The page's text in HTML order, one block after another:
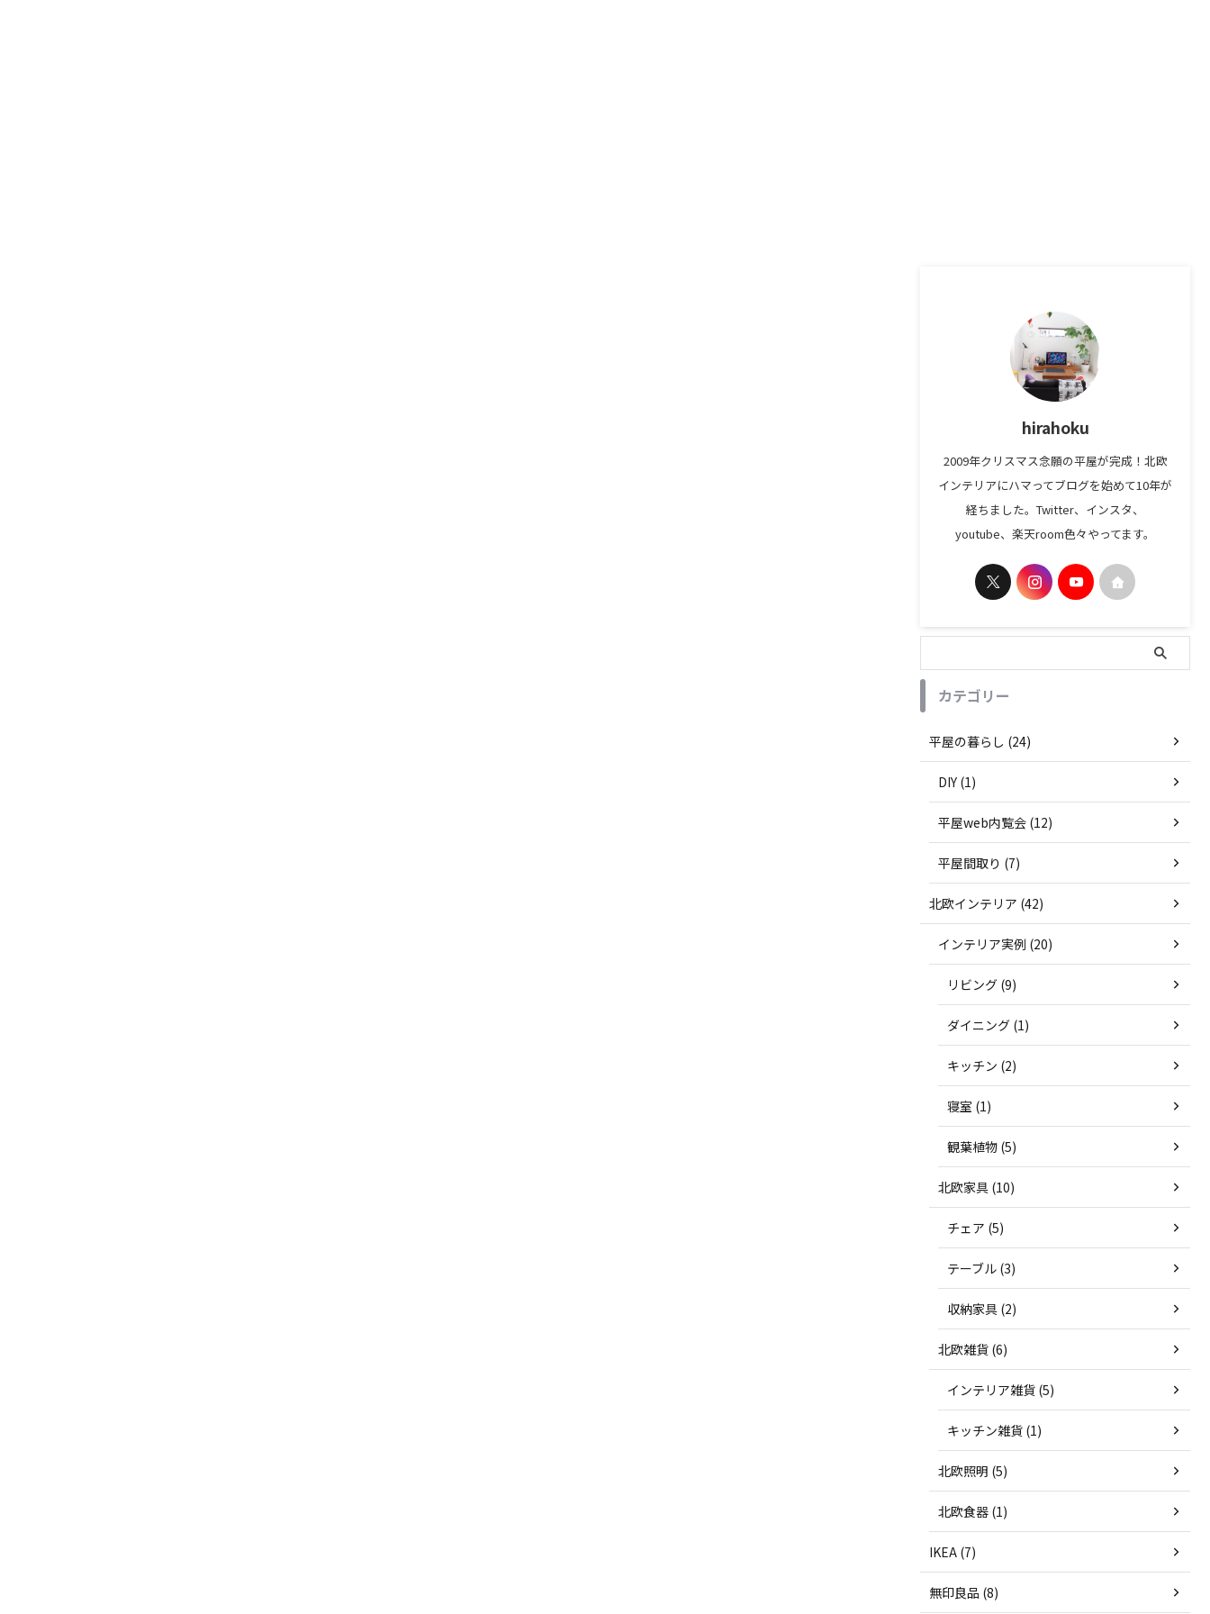
hirahoku
2009年クリスマス念願の平屋が完成！北欧
インテリアにハマってブログを始めて10年が
経ちました。Twitter、インスタ、
youtube、楽天room色々やってます。
カテゴリー
平屋の暮らし (24)
DIY (1)
平屋web内覧会 (12)
平屋間取り (7)
北欧インテリア (42)
インテリア実例 (20)
リビング (9)
ダイニング (1)
キッチン (2)
寝室 (1)
観葉植物 (5)
北欧家具 (10)
チェア (5)
テーブル (3)
収納家具 (2)
北欧雑貨 (6)
インテリア雑貨 (5)
キッチン雑貨 (1)
北欧照明 (5)
北欧食器 (1)
IKEA (7)
無印良品 (8)